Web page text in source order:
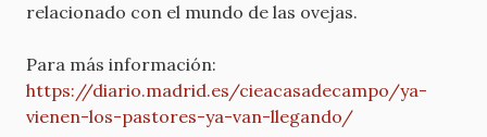
relacionado con el mundo de las ovejas.
Para más información:
https://diario.madrid.es/cieacasadecampo/ya-
vienen-los-pastores-ya-van-llegando/